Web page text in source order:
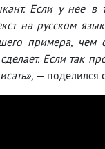
Если у нее
на русском
примера, чем
Если так
— поделился